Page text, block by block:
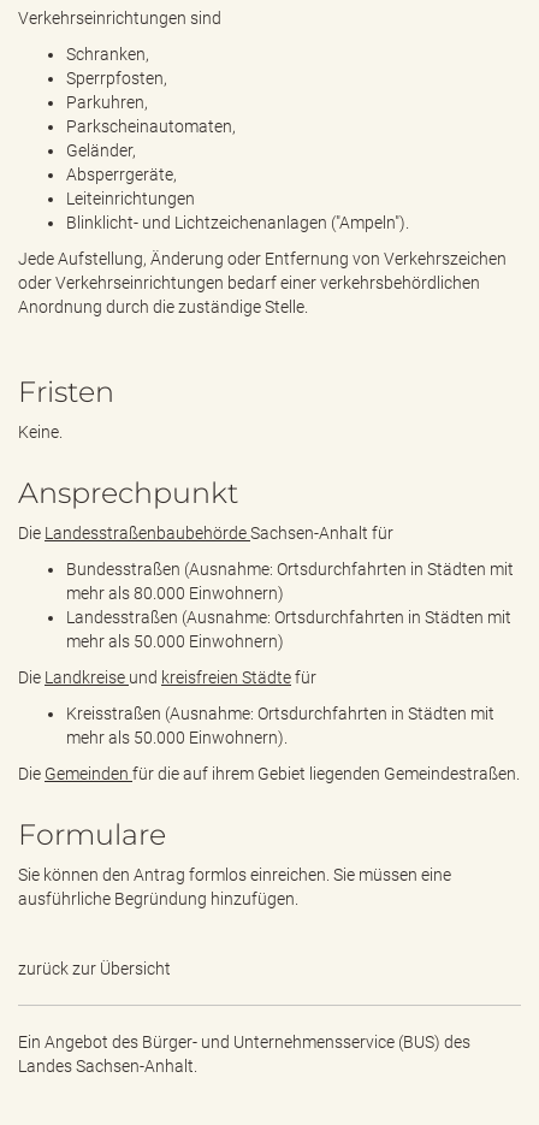
Verkehrseinrichtungen sind
Schranken,
Sperrpfosten,
Parkuhren,
Parkscheinautomaten,
Geländer,
Absperrgeräte,
Leiteinrichtungen
Blinklicht- und Lichtzeichenanlagen ("Ampeln").
Jede Aufstellung, Änderung oder Entfernung von Verkehrszeichen
oder Verkehrseinrichtungen bedarf einer verkehrsbehördlichen
Anordnung durch die zuständige Stelle.
Fristen
Keine.
Ansprechpunkt
Die LandesstraßenbaubehördeSachsen-Anhalt für
Bundesstraßen (Ausnahme: Ortsdurchfahrten in Städten mit
mehr als 80.000 Einwohnern)
Landesstraßen (Ausnahme: Ortsdurchfahrten in Städten mit
mehr als 50.000 Einwohnern)
Die Landkreise und kreisfreien Städtefür
Kreisstraßen (Ausnahme: Ortsdurchfahrten in Städten mit
mehr als 50.000 Einwohnern).
Die Gemeinden für die auf ihrem Gebiet liegenden Gemeindestraßen.
Formulare
Sie können den Antrag formlos einreichen. Sie müssen eine
ausführliche Begründung hinzufügen.
zurück zur Übersicht
Ein Angebot des Bürger- und Unternehmensservice (BUS) des
Landes Sachsen-Anhalt.